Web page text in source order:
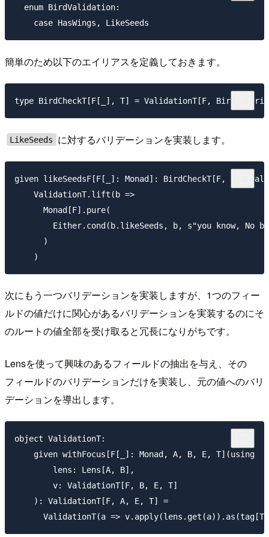
  enum BirdValidation:
簡単のため以下のエイリアスを定義しておきます。
LikeSeeds に対するバリデーションを実装します。
given likeSeedsF[F[_]: Monad]: BirdCheckT[F,
    ValidationT.lift(b =>
      Monad[F].pure(
Either.cond(b.likeSeeds, b, s"you know, No
      )
次にもう一つバリデーションを実装しますが、1つのフィー
ルドの値だけに関心があるバリデーションを実装するのにそ
のルートの値全部を受け取ると冗長になりがちです。
Lensを使って興味のあるフィールドの抽出を与え、その
フィールドのバリデーションだけを実装し、元の値へのバリ
デーションを導出します。
object ValidationT:
    given withFocus[F[_]: Monad, A, B, E, T](using
        lens: Lens[A, B],
        v: ValidationT[F, B, E, T]
    ): ValidationT[F, A, E, T] =